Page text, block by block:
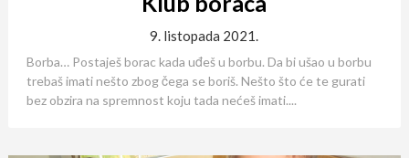
9. listopada 2021.
Borba… Postaješ borac kada uđeš u borbu. Da bi ušao u borbu
trebaš imati nešto zbog čega se boriš. Nešto što će te gurati
bez obzira na spremnost koju tada nećeš imati....